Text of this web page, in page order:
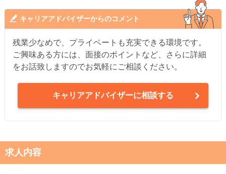
キャリアアドバイザーからのコメント
残業少なめで、プライベートも充実できる環境です。
ご興味ある方には、面接のポイントなど、さらに詳細
をお話致しますのでお気軽にご相談ください。
キャリアアドバイザーに相談する
求人内容